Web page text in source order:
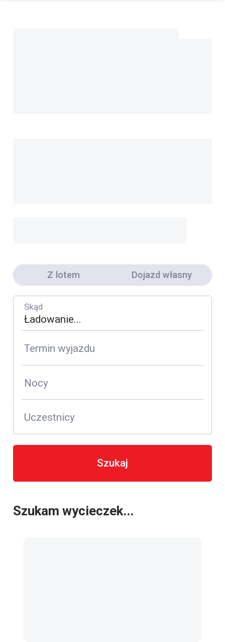
Z lotem Dojazd własny
Skąd
Termin wyjazdu
Nocy
Uczestnicy
Szukaj
Szukam wycieczek...